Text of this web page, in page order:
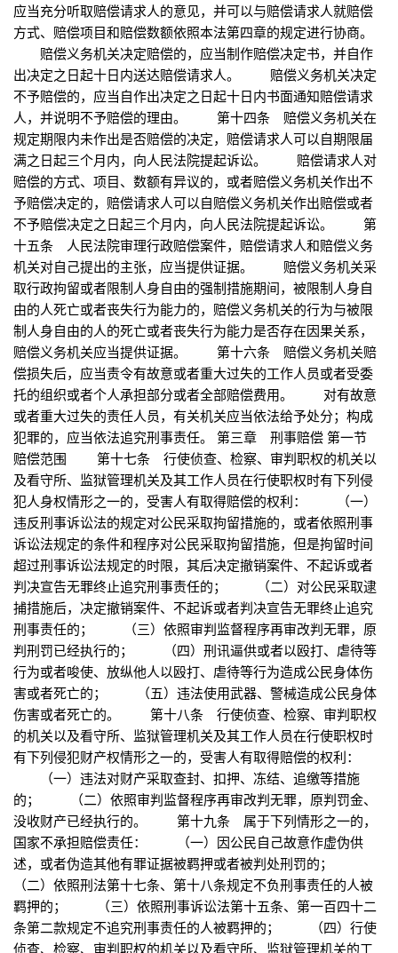
应当充分听取赔偿请求人的意见，并可以与赔偿请求人就赔偿
方式、赔偿项目和赔偿数额依照本法第四章的规定进行协商。
赔偿义务机关决定赔偿的，应当制作赔偿决定书，并自作
出决定之日起十日内送达赔偿请求人。 赔偿义务机关决定
不予赔偿的，应当自作出决定之日起十日内书面通知赔偿请求
人，并说明不予赔偿的理由。 第十四条 赔偿义务机关在
规定期限内未作出是否赔偿的决定，赔偿请求人可以自期限届
满之日起三个月内，向人民法院提起诉讼。 赔偿请求人对
赔偿的方式、项目、数额有异议的，或者赔偿义务机关作出不
予赔偿决定的，赔偿请求人可以自赔偿义务机关作出赔偿或者
不予赔偿决定之日起三个月内，向人民法院提起诉讼。 第
十五条 人民法院审理行政赔偿案件，赔偿请求人和赔偿义务
机关对自己提出的主张，应当提供证据。 赔偿义务机关采
取行政拘留或者限制人身自由的强制措施期间，被限制人身自
由的人死亡或者丧失行为能力的，赔偿义务机关的行为与被限
制人身自由的人的死亡或者丧失行为能力是否存在因果关系，
赔偿义务机关应当提供证据。 第十六条 赔偿义务机关赔
偿损失后，应当责令有故意或者重大过失的工作人员或者受委
托的组织或者个人承担部分或者全部赔偿费用。 对有故意
或者重大过失的责任人员，有关机关应当依法给予处分；构成
犯罪的，应当依法追究刑事责任。 第三章 刑事赔偿 第一节
赔偿范围 第十七条 行使侦查、检察、审判职权的机关以
及看守所、监狱管理机关及其工作人员在行使职权时有下列侵
犯人身权情形之一的，受害人有取得赔偿的权利： （一）
违反刑事诉讼法的规定对公民采取拘留措施的，或者依照刑事
诉讼法规定的条件和程序对公民采取拘留措施，但是拘留时间
超过刑事诉讼法规定的时限，其后决定撤销案件、不起诉或者
判决宣告无罪终止追究刑事责任的； （二）对公民采取逮
捕措施后，决定撤销案件、不起诉或者判决宣告无罪终止追究
刑事责任的； （三）依照审判监督程序再审改判无罪，原
判刑罚已经执行的； （四）刑讯逼供或者以殴打、虐待等
行为或者唆使、放纵他人以殴打、虐待等行为造成公民身体伤
害或者死亡的； （五）违法使用武器、警械造成公民身体
伤害或者死亡的。 第十八条 行使侦查、检察、审判职权
的机关以及看守所、监狱管理机关及其工作人员在行使职权时
有下列侵犯财产权情形之一的，受害人有取得赔偿的权利：
（一）违法对财产采取查封、扣押、冻结、追缴等措施
的； （二）依照审判监督程序再审改判无罪，原判罚金、
没收财产已经执行的。 第十九条 属于下列情形之一的，
国家不承担赔偿责任： （一）因公民自己故意作虚伪供
述，或者伪造其他有罪证据被羁押或者被判处刑罚的；
（二）依照刑法第十七条、第十八条规定不负刑事责任的人被
羁押的； （三）依照刑事诉讼法第十五条、第一百四十二
条第二款规定不追究刑事责任的人被羁押的； （四）行使
侦查、检察、审判职权的机关以及看守所、监狱管理机关的工